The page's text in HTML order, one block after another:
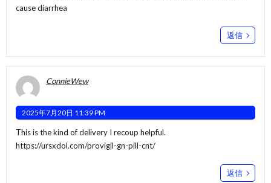
cause diarrhea
返信
ConnieWew
2025年7月20日 11:39 PM
This is the kind of delivery I recoup helpful.
https://ursxdol.com/provigil-gn-pill-cnt/
返信